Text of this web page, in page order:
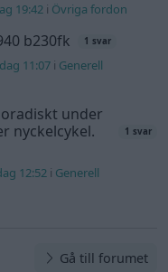
19:42 i Övriga fordon
b230fk 1 svar
11:07 i Generell
under
nyckelcykel.
1 svar
12:52 i Generell
Gå till forumet